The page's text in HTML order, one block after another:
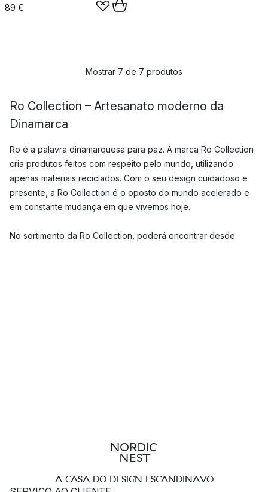
89 €
Mostrar 7 de 7 produtos
Ro Collection – Artesanato moderno da
Dinamarca
Ro é a palavra dinamarquesa para paz. A marca Ro Collection
cria produtos feitos com respeito pelo mundo, utilizando
apenas materiais reciclados. Com o seu design cuidadoso e
presente, a Ro Collection é o oposto do mundo acelerado e
em constante mudança em que vivemos hoje.
No sortimento da Ro Collection, poderá encontrar desde
Além do famoso vaso da Ro Collection, a ampla gama de
produtos da marca dinamarquesa inclui também outros
produtos elegantes, como pratos e garrafas. Algumas das
A CASA DO DESIGN ESCANDINAVO